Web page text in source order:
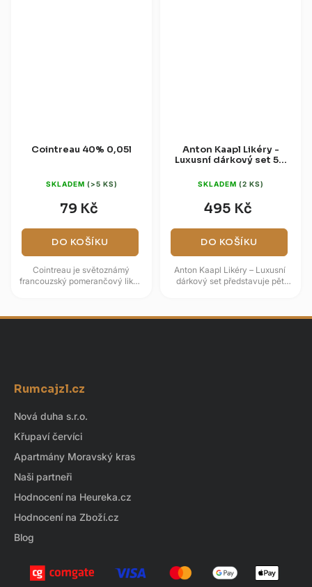
Cointreau 40% 0,05l
SKLADEM (>5 KS)
79 Kč
DO KOŠÍKU
Cointreau je světoznámý
francouzský pomerančový likér,
Anton Kaapl Likéry -
Luxusní dárkový set 5 x
SKLADEM (2 KS)
495 Kč
DO KOŠÍKU
Anton Kaapl Likéry – Luxusní
dárkový set představuje pět
Rumcajzl.cz
Nová duha s.r.o.
Křupaví červíci
Apartmány Moravský kras
Naši partneři
Hodnocení na Heureka.cz
Hodnocení na Zboží.cz
Blog